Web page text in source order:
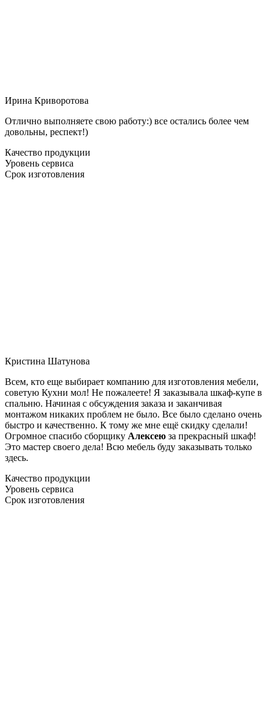
Ирина Криворотова
Отлично выполняете свою работу:) все остались более чем
довольны, респект!)
Качество продукции
Уровень сервиса
Срок изготовления
Кристина Шатунова
Всем, кто еще выбирает компанию для изготовления мебели,
советую Кухни мол! Не пожалеете! Я заказывала шкаф-купе в
спальню. Начиная с обсуждения заказа и заканчивая
монтажом никаких проблем не было. Все было сделано очень
быстро и качественно. К тому же мне ещё скидку сделали!
Огромное спасибо сборщику Алексею за прекрасный шкаф!
Это мастер своего дела! Всю мебель буду заказывать только
здесь.
Качество продукции
Уровень сервиса
Срок изготовления